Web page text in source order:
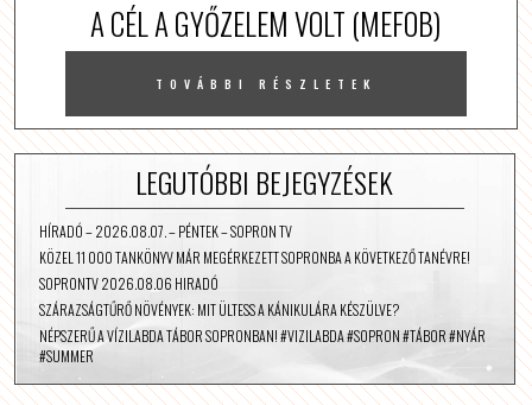
A CÉL A GYŐZELEM VOLT (MEFOB)
TOVÁBBI RÉSZLETEK
LEGUTÓBBI BEJEGYZÉSEK
HÍRADÓ – 2026.08.07. – PÉNTEK – SOPRON TV
KÖZEL 11 000 TANKÖNYV MÁR MEGÉRKEZETT SOPRONBA A KÖVETKEZŐ TANÉVRE!
SOPRONTV 2026.08.06 HIRADÓ
SZÁRAZSÁGTŰRŐ NÖVÉNYEK: MIT ÜLTESS A KÁNIKULÁRA KÉSZÜLVE?
NÉPSZERŰ A VÍZILABDA TÁBOR SOPRONBAN! #VIZILABDA #SOPRON #TÁBOR #NYÁR
#SUMMER